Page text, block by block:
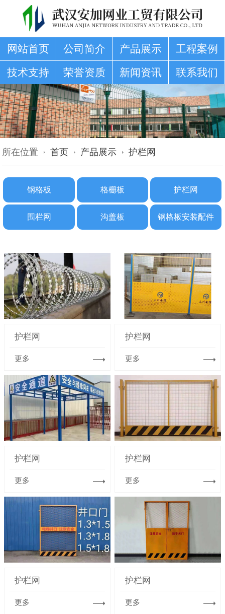
网站首页 公司简介 产品展示
工程案例
技术支持
荣誉资质 新闻资讯 联系我们
所在位置 首页 产品展示 护栏网
钢格板 格栅板 护栏网
围栏网 沟盖板 钢格板安装配件
护栏网
更多
护栏网
更多
护栏网
更多
护栏网
更多
护栏网
更多
护栏网
更多